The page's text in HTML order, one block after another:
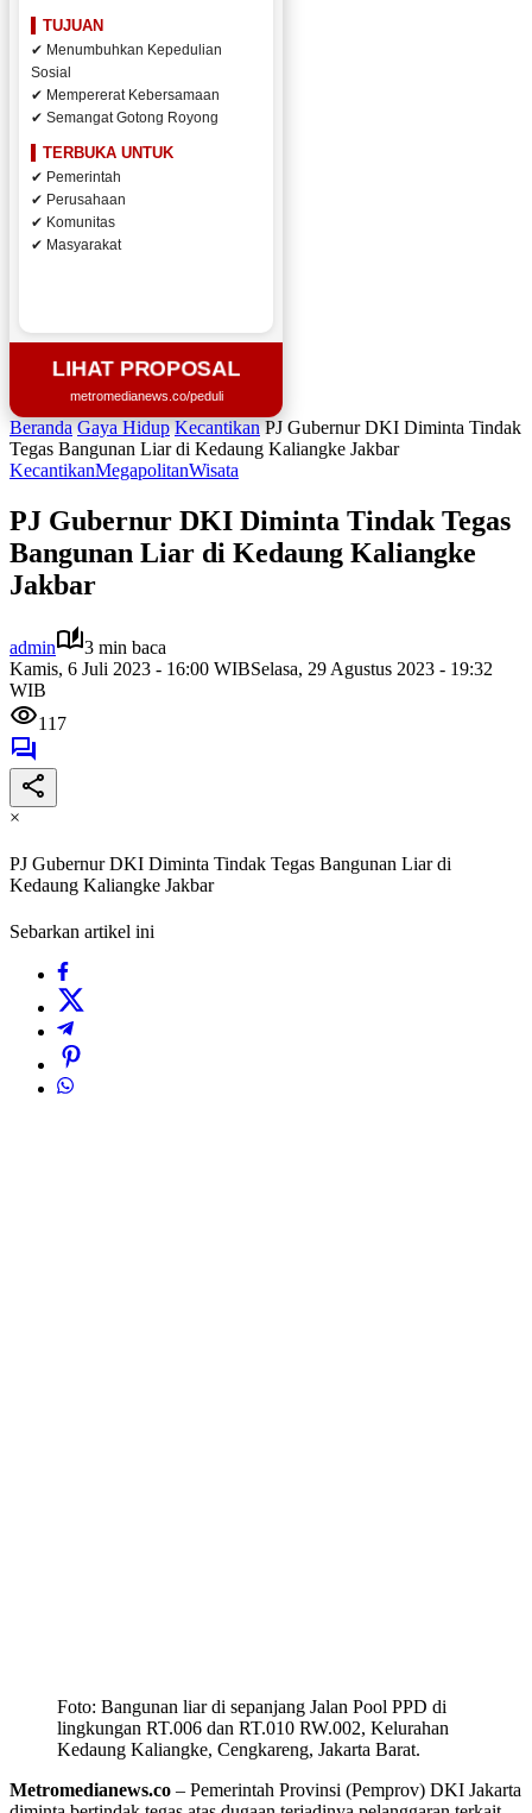
TUJUAN
✔ Menumbuhkan Kepedulian
Sosial
✔ Mempererat Kebersamaan
✔ Semangat Gotong Royong
TERBUKA UNTUK
✔ Pemerintah
✔ Perusahaan
✔ Komunitas
✔ Masyarakat
LIHAT PROPOSAL
metromedianews.co/peduli
Beranda Gaya Hidup Kecantikan PJ Gubernur DKI Diminta Tindak
Tegas Bangunan Liar di Kedaung Kaliangke Jakbar
KecantikanMegapolitanWisata
PJ Gubernur DKI Diminta Tindak Tegas
Bangunan Liar di Kedaung Kaliangke
Jakbar
admin
3 min baca
Kamis, 6 Juli 2023 - 16:00 WIBSelasa, 29 Agustus 2023 - 19:32
WIB
117
×
PJ Gubernur DKI Diminta Tindak Tegas Bangunan Liar di
Kedaung Kaliangke Jakbar
Sebarkan artikel ini
Foto: Bangunan liar di sepanjang Jalan Pool PPD di
lingkungan RT.006 dan RT.010 RW.002, Kelurahan
Kedaung Kaliangke, Cengkareng, Jakarta Barat.
Metromedianews.co – Pemerintah Provinsi (Pemprov) DKI Jakarta